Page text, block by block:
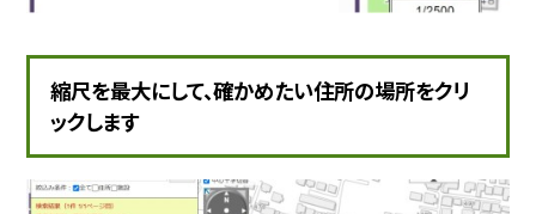
縮尺を最大にして、確かめたい住所の場所をクリ
ックします